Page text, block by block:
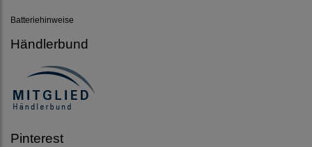
Batteriehinweise
Händlerbund
Pinterest